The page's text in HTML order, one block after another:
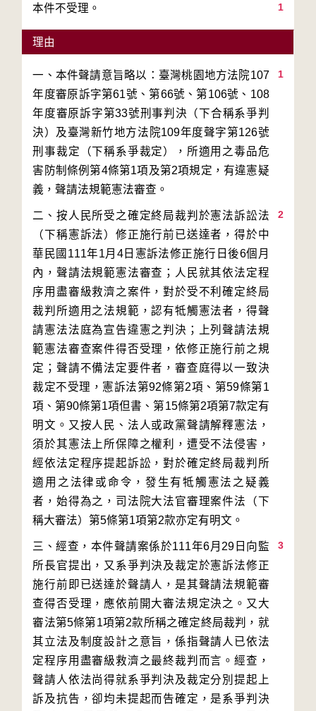
1
本件不受理。
理由
1
一、本件聲請意旨略以：臺灣桃園地方法院107
年度審原訴字第61號、第66號、第106號、108
年度審原訴字第33號刑事判決（下合稱系爭判
決）及臺灣新竹地方法院109年度聲字第126號
刑事裁定（下稱系爭裁定），所適用之毒品危
害防制條例第4條第1項及第2項規定，有違憲疑
2
二、按人民所受之確定終局裁判於憲法訴訟法
（下稱憲訴法）修正施行前已送達者，得於中
華民國111年1月4日憲訴法修正施行日後6個月
內，聲請法規範憲法審查；人民就其依法定程
序用盡審級救濟之案件，對於受不利確定終局
裁判所適用之法規範，認有牴觸憲法者，得聲
請憲法法庭為宣告違憲之判決；上列聲請法規
範憲法審查案件得否受理，依修正施行前之規
定；聲請不備法定要件者，審查庭得以一致決
裁定不受理，憲訴法第92條第2項、第59條第1
項、第90條第1項但書、第15條第2項第7款定有
明文。又按人民、法人或政黨聲請解釋憲法，
須於其憲法上所保障之權利，遭受不法侵害，
經依法定程序提起訴訟，對於確定終局裁判所
適用之法律或命令，發生有牴觸憲法之疑義
者，始得為之，司法院大法官審理案件法（下
3
三、經查，本件聲請案係於111年6月29日向監
所長官提出，又系爭判決及裁定於憲訴法修正
施行前即已送達於聲請人，是其聲請法規範審
查得否受理，應依前開大審法規定決之。又大
審法第5條第1項第2款所稱之確定終局裁判，就
其立法及制度設計之意旨，係指聲請人已依法
定程序用盡審級救濟之最終裁判而言。經查，
聲請人依法尚得就系爭判決及裁定分別提起上
訴及抗告，卻均未提起而告確定，是系爭判決